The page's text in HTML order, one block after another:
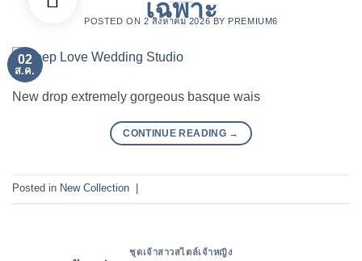
POSTED ON 2 สิงหาคม 2026 BY PREMIUM6
02
ส.ค.
New drop extremely gorgeous basque wais
CONTINUE READING →
Posted in New Collection
ชุดเจ้าสาวสไตล์เจ้าหญิง